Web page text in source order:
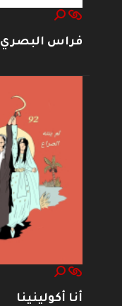
فراس البصري
أنا أكولينينا